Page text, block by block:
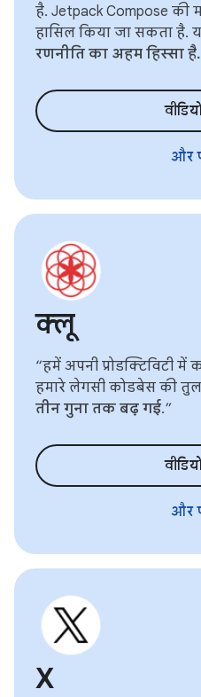
है. Jetpack Compose की
हासिल किया जा सकता है.
रणनीति का अहम हिस्सा है.
और
क्लू
“हमें अपनी प्रोडक्टिविटी
हमारे लेगसी कोडबेस की
तीन गुना तक बढ़ गई.”
और
X